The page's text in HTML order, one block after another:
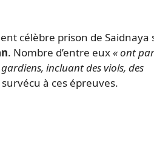
célèbre prison de Saidnaya
. Nombre d’entre eux« ont
incluant des viols, des
à ces épreuves.